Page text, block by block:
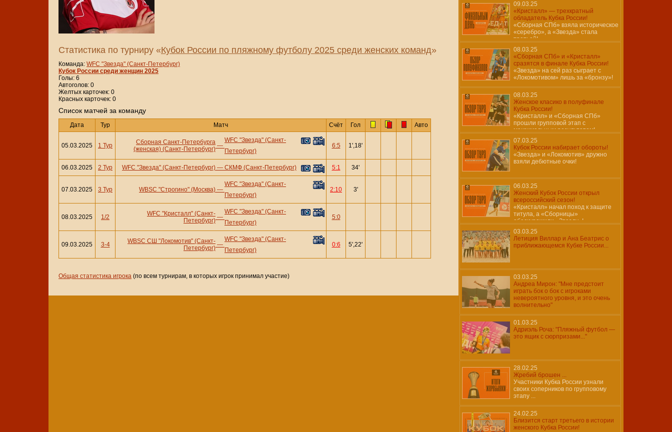
Статистика по турниру «Кубок России по пляжному футболу 2025 среди женских команд»
Команда: WFC "Звезда" (Санкт-Петербург)
Кубок России среди женщин 2025
Голы: 6
Автоголов: 0
Желтых карточек: 0
Красных карточек: 0
Cписок матчей за команду
Дата Тур Матч Счёт Гол Авто
05.03.2025 1 Тур
Сборная Санкт-Петербурга
(женская) (Санкт-Петербург) —
WFC "Звезда" (Санкт-
Петербург)
6:5 1',18'
06.03.2025 2 Тур WFC "Звезда" (Санкт-Петербург) — СКМФ (Санкт-Петербург) 5:1 34'
07.03.2025 3 Тур WBSC "Строгино" (Москва) —
WFC "Звезда" (Санкт-
Петербург)
2:10 3'
08.03.2025 1/2
WFC "Кристалл" (Санкт-
Петербург) —
WFC "Звезда" (Санкт-
Петербург)
5:0
09.03.2025 3-4
WBSC СШ "Локомотив" (Санкт-
Петербург) —
WFC "Звезда" (Санкт-
Петербург)
0:6 5',22'
Общая статистика игрока (по всем турнирам, в которых игрок принимал участие)
09.03.25
«Кристалл» — трехкратный
обладатель Кубка России!
«Сборная СПб» взяла историческое
«серебро», а «Звезда» стала
третьей!
08.03.25
«Сборная СПб» и «Кристалл»
сразятся в финале Кубка России!
«Звезда» на сей раз сыграет с
«Локомотивом» лишь за «бронзу»!
08.03.25
Женское класико в полуфинале
Кубка России!
«Кристалл» и «Сборная СПб»
прошли групповой этап с
максимальным результатом!
07.03.25
Кубок России набирает обороты!
«Звезда» и «Локомотив» дружно
взяли дебютные очки!
06.03.25
Женский Кубок России открыл
всероссийский сезон!
«Кристалл» начал поход к защите
титула, а «Сборницы»
обескуражили «Звезду»!
03.03.25
Летиция Виллар и Ана Беатрис о
приближающемся Кубке России...
03.03.25
Андреа Мирон: "Мне предстоит
играть бок о бок с игроками
невероятного уровня, и это очень
волнительно"
01.03.25
Адриэль Роча: "Пляжный футбол —
это ящик с сюрпризами..."
28.02.25
Жребий брошен ...
Участники Кубка России узнали
своих соперников по групповому
этапу ...
24.02.25
Близится старт третьего в истории
женского Кубка России!